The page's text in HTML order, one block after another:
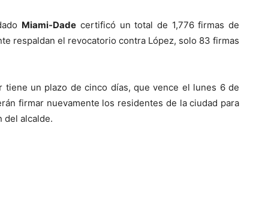
Miami-Dade certificó un total de 1,776 firmas de
respaldan el revocatorio contra López, solo 83 firmas
tiene un plazo de cinco días, que vence el lunes 6 de
firmar nuevamente los residentes de la ciudad para
del alcalde.